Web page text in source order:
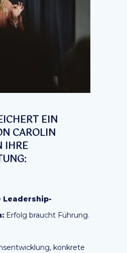
EIN
CAROLIN
IHRE
Leadership-
Erfolg braucht Führung.
konkrete